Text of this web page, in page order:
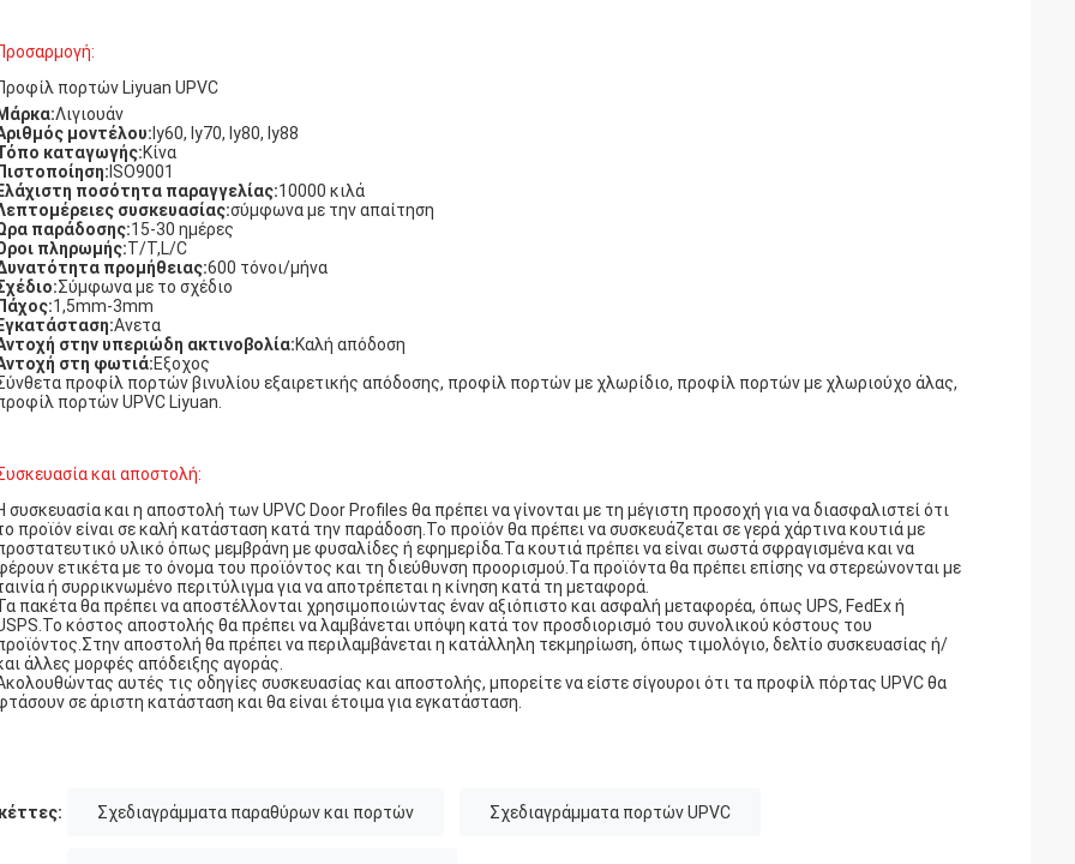
πορτών Liyuan UPVC
Λιγιουάν
μοντέλου: ly60, ly70, ly80, ly88
καταγωγής:Κίνα
ISO9001
ποσότητα παραγγελίας:10000 κιλά
συσκευασίας:σύμφωνα με την απαίτηση
παράδοσης:15-30 ημέρες
πληρωμής:T/T,L/C
προμήθειας:600 τόνοι/μήνα
Σύμφωνα με το σχέδιο
1,5mm-3mm
Ανετα
στην υπεριώδη ακτινοβολία:Καλή απόδοση
στη φωτιά:Εξοχος
προφίλ πορτών βινυλίου εξαιρετικής απόδοσης, προφίλ πορτών με χλωρίδιο, προφίλ πορτών με χλωριούχο άλας,
πορτών UPVC Liyuan.
και αποστολή:
συσκευασία και η αποστολή των UPVC Door Profiles θα πρέπει να γίνονται με τη μέγιστη προσοχή για να διασφαλιστεί ότι
προϊόν είναι σε καλή κατάσταση κατά την παράδοση.Το προϊόν θα πρέπει να συσκευάζεται σε γερά χάρτινα κουτιά με
υλικό όπως μεμβράνη με φυσαλίδες ή εφημερίδα.Τα κουτιά πρέπει να είναι σωστά σφραγισμένα και να
ετικέτα με το όνομα του προϊόντος και τη διεύθυνση προορισμού.Τα προϊόντα θα πρέπει επίσης να στερεώνονται με
ή συρρικνωμένο περιτύλιγμα για να αποτρέπεται η κίνηση κατά τη μεταφορά.
πακέτα θα πρέπει να αποστέλλονται χρησιμοποιώντας έναν αξιόπιστο και ασφαλή μεταφορέα, όπως UPS, FedEx ή
κόστος αποστολής θα πρέπει να λαμβάνεται υπόψη κατά τον προσδιορισμό του συνολικού κόστους του
αποστολή θα πρέπει να περιλαμβάνεται η κατάλληλη τεκμηρίωση, όπως τιμολόγιο, δελτίο συσκευασίας ή/
άλλες μορφές απόδειξης αγοράς.
αυτές τις οδηγίες συσκευασίας και αποστολής, μπορείτε να είστε σίγουροι ότι τα προφίλ πόρτας UPVC θα
σε άριστη κατάσταση και θα είναι έτοιμα για εγκατάσταση.
Σχεδιαγράμματα παραθύρων και πορτών Σχεδιαγράμματα πορτών UPVC